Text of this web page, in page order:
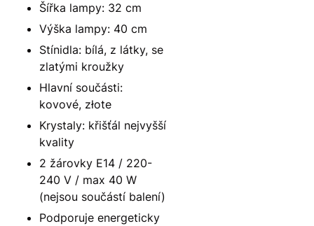
Šířka lampy: 32 cm
Výška lampy: 40 cm
Stínidla: bílá, z látky, se
zlatými kroužky
Hlavní součásti:
kovové, złote
Krystaly: křišťál nejvyšší
kvality
2 žárovky E14 / 220-
240 V / max 40 W
(nejsou součástí balení)
Podporuje energeticky